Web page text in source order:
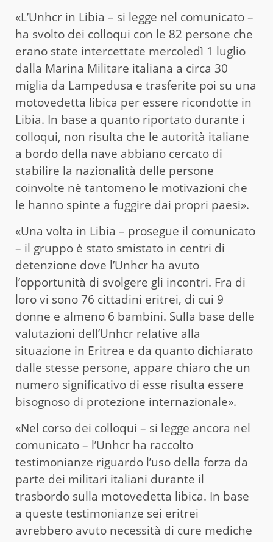
«L’Unhcr in Libia – si legge nel comunicato –
ha svolto dei colloqui con le 82 persone che
erano state intercettate mercoledì 1 luglio
dalla Marina Militare italiana a circa 30
miglia da Lampedusa e trasferite poi su una
motovedetta libica per essere ricondotte in
Libia. In base a quanto riportato durante i
colloqui, non risulta che le autorità italiane
a bordo della nave abbiano cercato di
stabilire la nazionalità delle persone
coinvolte nè tantomeno le motivazioni che
le hanno spinte a fuggire dai propri paesi».
«Una volta in Libia – prosegue il comunicato
– il gruppo è stato smistato in centri di
detenzione dove l’Unhcr ha avuto
l’opportunità di svolgere gli incontri. Fra di
loro vi sono 76 cittadini eritrei, di cui 9
donne e almeno 6 bambini. Sulla base delle
valutazioni dell’Unhcr relative alla
situazione in Eritrea e da quanto dichiarato
dalle stesse persone, appare chiaro che un
numero significativo di esse risulta essere
bisognoso di protezione internazionale».
«Nel corso dei colloqui – si legge ancora nel
comunicato – l’Unhcr ha raccolto
testimonianze riguardo l’uso della forza da
parte dei militari italiani durante il
trasbordo sulla motovedetta libica. In base
a queste testimonianze sei eritrei
avrebbero avuto necessità di cure mediche